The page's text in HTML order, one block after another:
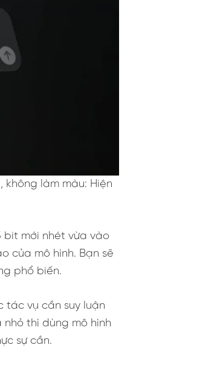
làm màu: Hiện
bit mới nhét vừa vào
của mô hình. Bạn sẽ
phổ biến.
tác vụ cần suy luận
thì dùng mô hình
sự cần.